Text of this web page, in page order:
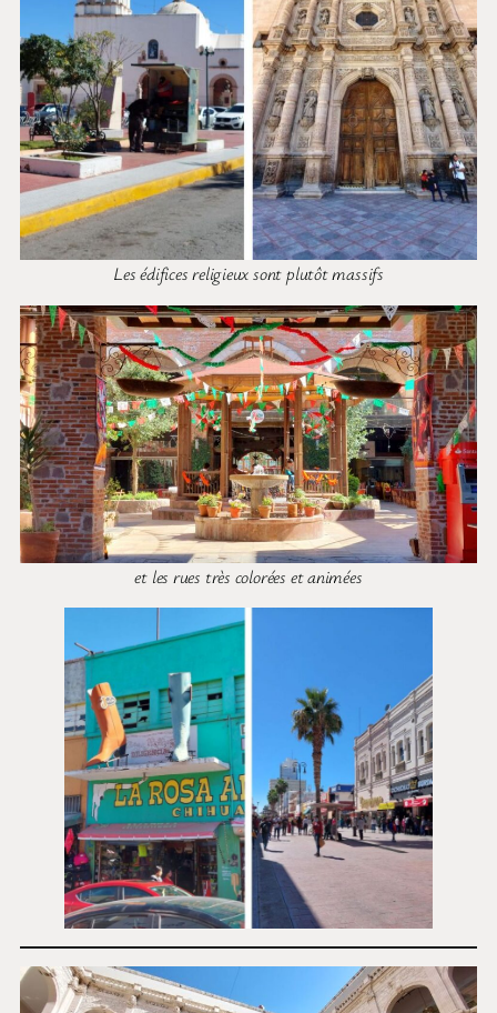
Les édifices religieux sont plutôt massifs
et les rues très colorées et animées